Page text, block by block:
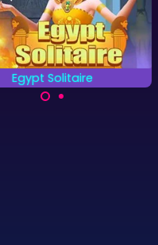
Frozen Castle Solitaire
Winter